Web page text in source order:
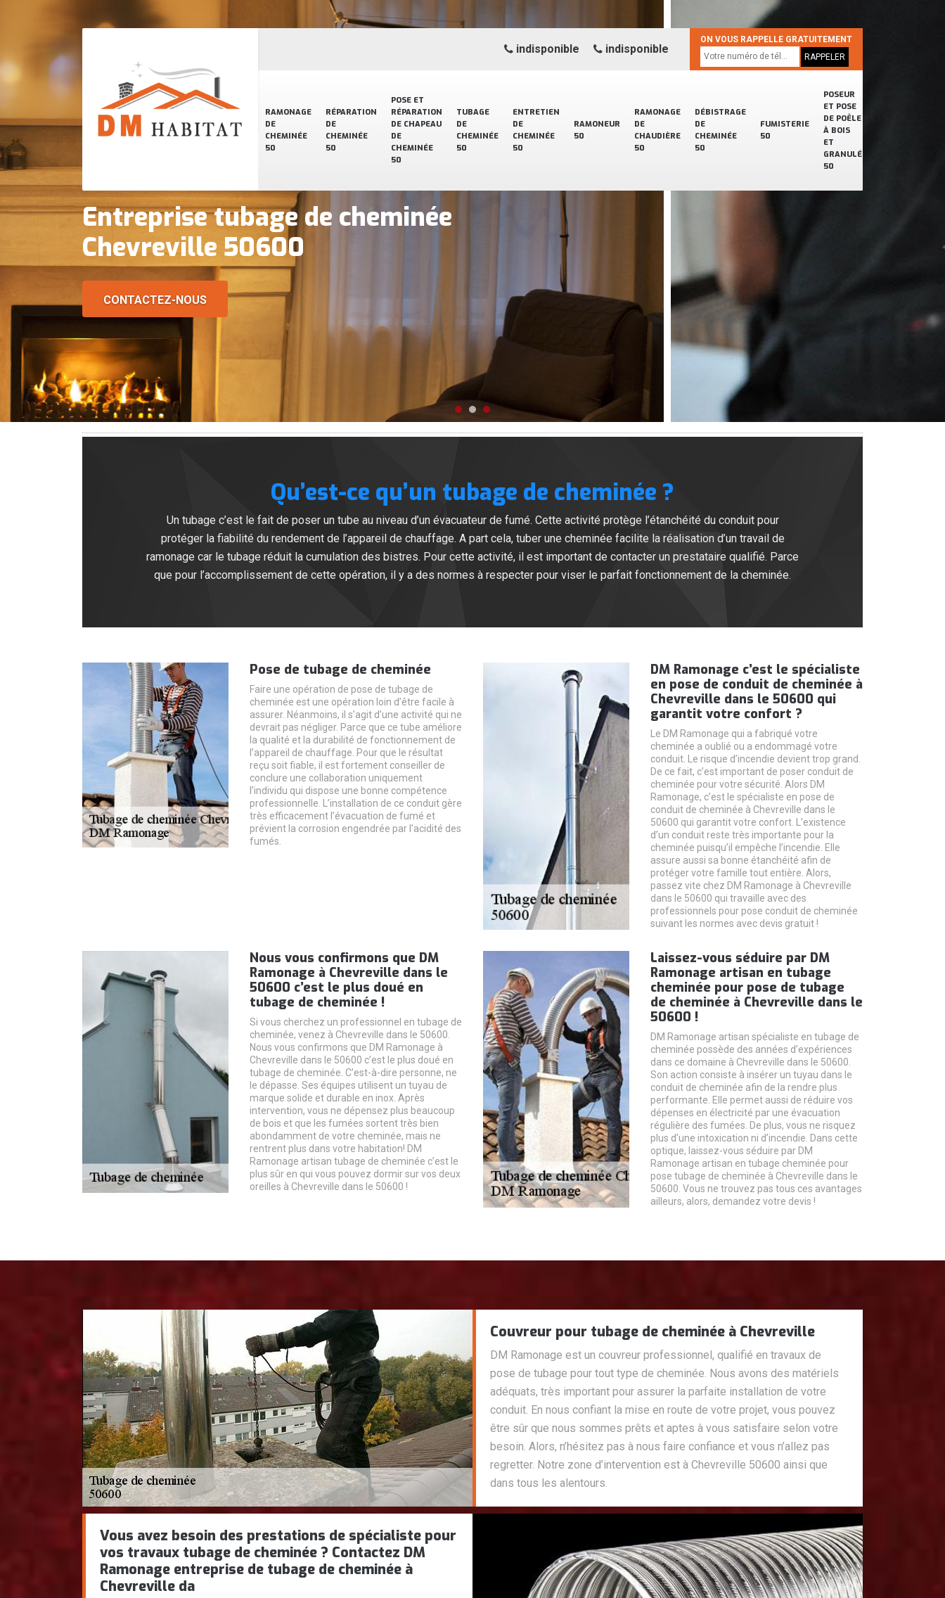
RAMONAGE
DE
CHEMINÉE
50
RÉPARATION
DE
CHEMINÉE
50
POSE ET
RÉPARATION
DE CHAPEAU
DE
CHEMINÉE
50
TUBAGE
DE
CHEMINÉE
50
ENTRETIEN
DE
CHEMINÉE
50
RAMONEUR
50
RAMONAGE
DE
CHAUDIÈRE
50
DÉBISTRAGE
DE
CHEMINÉE
50
FUMISTERIE
50
POSEUR
ET POSE
DE POÊLE
À BOIS
ET
GRANULÉ
50
indisponible indisponible
ON VOUS RAPPELLE GRATUITEMENT
Entreprise tubage de cheminée
Chevreville 50600
CONTACTEZ-NOUS
Qu’est-ce qu’un tubage de cheminée ?
Un tubage c’est le fait de poser un tube au niveau d’un évacuateur de fumé. Cette activité protège l’étanchéité du conduit pour
protéger la fiabilité du rendement de l’appareil de chauffage. A part cela, tuber une cheminée facilite la réalisation d’un travail de
ramonage car le tubage réduit la cumulation des bistres. Pour cette activité, il est important de contacter un prestataire qualifié. Parce
que pour l’accomplissement de cette opération, il y a des normes à respecter pour viser le parfait fonctionnement de la cheminée.
Pose de tubage de cheminée
Faire une opération de pose de tubage de
cheminée est une opération loin d’être facile à
assurer. Néanmoins, il s’agit d’une activité qui ne
devrait pas négliger. Parce que ce tube améliore
la qualité et la durabilité de fonctionnement de
l’appareil de chauffage. Pour que le résultat
reçu soit fiable, il est fortement conseiller de
conclure une collaboration uniquement
l’individu qui dispose une bonne compétence
professionnelle. L’installation de ce conduit gère
très efficacement l’évacuation de fumé et
prévient la corrosion engendrée par l’acidité des
fumés.
DM Ramonage c’est le spécialiste
en pose de conduit de cheminée à
Chevreville dans le 50600 qui
garantit votre confort ?
Le DM Ramonage qui a fabriqué votre
cheminée a oublié ou a endommagé votre
conduit. Le risque d’incendie devient trop grand.
De ce fait, c’est important de poser conduit de
cheminée pour votre sécurité. Alors DM
Ramonage, c’est le spécialiste en pose de
conduit de cheminée à Chevreville dans le
50600 qui garantit votre confort. L’existence
d’un conduit reste très importante pour la
cheminée puisqu’il empêche l’incendie. Elle
assure aussi sa bonne étanchéité afin de
protéger votre famille tout entière. Alors,
passez vite chez DM Ramonage à Chevreville
dans le 50600 qui travaille avec des
professionnels pour pose conduit de cheminée
suivant les normes avec devis gratuit !
Nous vous confirmons que DM
Ramonage à Chevreville dans le
50600 c’est le plus doué en
tubage de cheminée !
Si vous cherchez un professionnel en tubage de
cheminée, venez à Chevreville dans le 50600.
Nous vous confirmons que DM Ramonage à
Chevreville dans le 50600 c’est le plus doué en
tubage de cheminée. C’est-à-dire personne, ne
le dépasse. Ses équipes utilisent un tuyau de
marque solide et durable en inox. Après
intervention, vous ne dépensez plus beaucoup
de bois et que les fumées sortent très bien
abondamment de votre cheminée, mais ne
rentrent plus dans votre habitation! DM
Ramonage artisan tubage de cheminée c’est le
plus sûr en qui vous pouvez dormir sur vos deux
oreilles à Chevreville dans le 50600 !
Laissez-vous séduire par DM
Ramonage artisan en tubage
cheminée pour pose de tubage
de cheminée à Chevreville dans le
50600 !
DM Ramonage artisan spécialiste en tubage de
cheminée possède des années d’expériences
dans ce domaine à Chevreville dans le 50600.
Son action consiste à insérer un tuyau dans le
conduit de cheminée afin de la rendre plus
performante. Elle permet aussi de réduire vos
dépenses en électricité par une évacuation
régulière des fumées. De plus, vous ne risquez
plus d’une intoxication ni d’incendie. Dans cette
optique, laissez-vous séduire par DM
Ramonage artisan en tubage cheminée pour
pose tubage de cheminée à Chevreville dans le
50600. Vous ne trouvez pas tous ces avantages
ailleurs, alors, demandez votre devis !
Couvreur pour tubage de cheminée à Chevreville
DM Ramonage est un couvreur professionnel, qualifié en travaux de
pose de tubage pour tout type de cheminée. Nous avons des matériels
adéquats, très important pour assurer la parfaite installation de votre
conduit. En nous confiant la mise en route de votre projet, vous pouvez
être sûr que nous sommes prêts et aptes à vous satisfaire selon votre
besoin. Alors, n’hésitez pas à nous faire confiance et vous n’allez pas
regretter. Notre zone d’intervention est à Chevreville 50600 ainsi que
dans tous les alentours.
Vous avez besoin des prestations de spécialiste pour
vos travaux tubage de cheminée ? Contactez DM
Ramonage entreprise de tubage de cheminée à
Chevreville da